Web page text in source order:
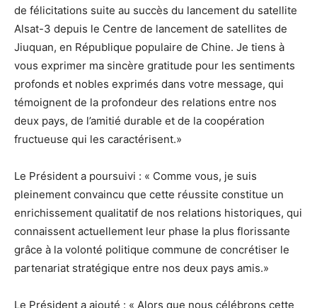
de félicitations suite au succès du lancement du satellite
Alsat-3 depuis le Centre de lancement de satellites de
Jiuquan, en République populaire de Chine. Je tiens à
vous exprimer ma sincère gratitude pour les sentiments
profonds et nobles exprimés dans votre message, qui
témoignent de la profondeur des relations entre nos
deux pays, de l’amitié durable et de la coopération
fructueuse qui les caractérisent.»
Le Président a poursuivi : « Comme vous, je suis
pleinement convaincu que cette réussite constitue un
enrichissement qualitatif de nos relations historiques, qui
connaissent actuellement leur phase la plus florissante
grâce à la volonté politique commune de concrétiser le
partenariat stratégique entre nos deux pays amis.»
Le Président a ajouté : « Alors que nous célébrons cette